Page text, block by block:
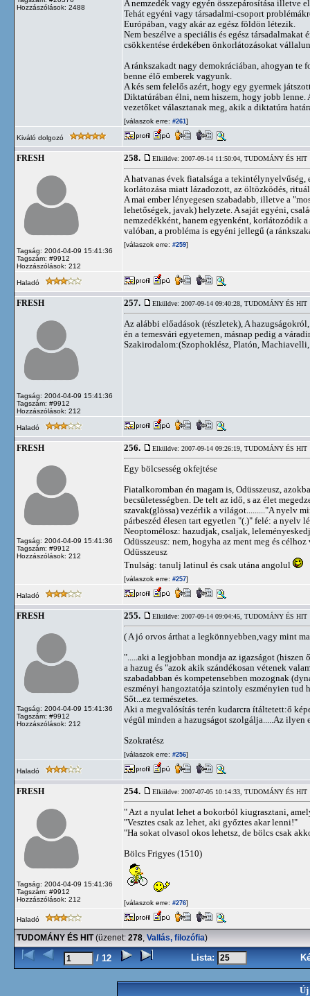
Hozzászólások: 2488
A nemzedék vagy egyén összepárosítása illetve
Tehát egyéni vagy társadalmi-csoport
Európában, vagy akár az egész földön létezik.
Nem beszélve a speciális és egész
csökkentése érdekében önkorlátozásokat
A ránkszakadt nagy demokráciában, ahogyan te
benne élő emberek vagyunk.
A kés sem felelős azért, hogy egy gyermek
Diktatúrában élni, nem hiszem, hogy jobb lenne.
vezetőket választanak meg, akik a diktatúra
[válaszok erre: #261]
Kiváló dolgozó
FRESH
Tagság: 2004-04-09 15:41:36
Tagszám: #9912
Hozzászólások: 212
258. Elküldve: 2007-09-14 11:50:04, TUDOMÁNY ÉS HIT
A hatvanas évek fiatalsága a tekintélynyelvűség,
korlátozása miatt lázadozott, az öltözködés,
A mai ember lényegesen szabadabb, illetve a
lehetőségek, javak) helyzete. A saját egyéni,
nemzedékként, hanem egyenként, korlátozódik
valóban, a probléma is egyéni jellegű (a
[válaszok erre: #259]
Haladó
FRESH
Tagság: 2004-04-09 15:41:36
Tagszám: #9912
Hozzászólások: 212
257. Elküldve: 2007-09-14 09:40:28, TUDOMÁNY ÉS HIT
Az alábbi előadások (részletek), A
én a temesvári egyetemen, másnap pedig a
Szakirodalom:(Szophoklész, Platón, Machiavelli,
Haladó
FRESH
Tagság: 2004-04-09 15:41:36
Tagszám: #9912
Hozzászólások: 212
256. Elküldve: 2007-09-14 09:26:19, TUDOMÁNY ÉS HIT
Egy bölcsesség okfejtése
Fiatalkoromban én magam is, Odüsszeusz,
becsületességben. De telt az idő, s az élet
szavak(glössa) vezérlik a világot........."A nyelv
párbeszéd élesen tart egyetlen "(.)" felé: a nyelv
Neoptomélosz: hazudjak, csaljak,
Odüsszeusz: nem, hogyha az ment meg és
Odüsszeusz
Tnulság: tanulj latinul és csak utána angolul
[válaszok erre: #257]
Haladó
FRESH
Tagság: 2004-04-09 15:41:36
Tagszám: #9912
Hozzászólások: 212
255. Elküldve: 2007-09-14 09:04:45, TUDOMÁNY ÉS HIT
( A jó orvos árthat a legkönnyebben,vagy mint
".....aki a legjobban mondja az igazságot
a hazug és "azok akik szándékosan vétenek
szabadabban és kompetensebben mozognak
eszményi hangoztatója szintoly eszményien tud
Sőt...ez természetes.
Aki a megvalósítás terén kudarcra ítáltetett:ő
végül minden a hazugságot szolgálja.....Az ilyen
Szokratész
[válaszok erre: #256]
Haladó
FRESH
Tagság: 2004-04-09 15:41:36
Tagszám: #9912
Hozzászólások: 212
254. Elküldve: 2007-07-05 10:14:33, TUDOMÁNY ÉS HIT
" Azt a nyulat lehet a bokorból kiugrasztani,
"Vesztes csak az lehet, aki győztes akar lenni!"
"Ha sokat olvasol okos lehetsz, de bölcs csak
Bölcs Frigyes (1510)
[válaszok erre: #276]
Haladó
TUDOMÁNY ÉS HIT(üzenet: 278, Vallás, filozófia)
/ 12 Lista:
Új